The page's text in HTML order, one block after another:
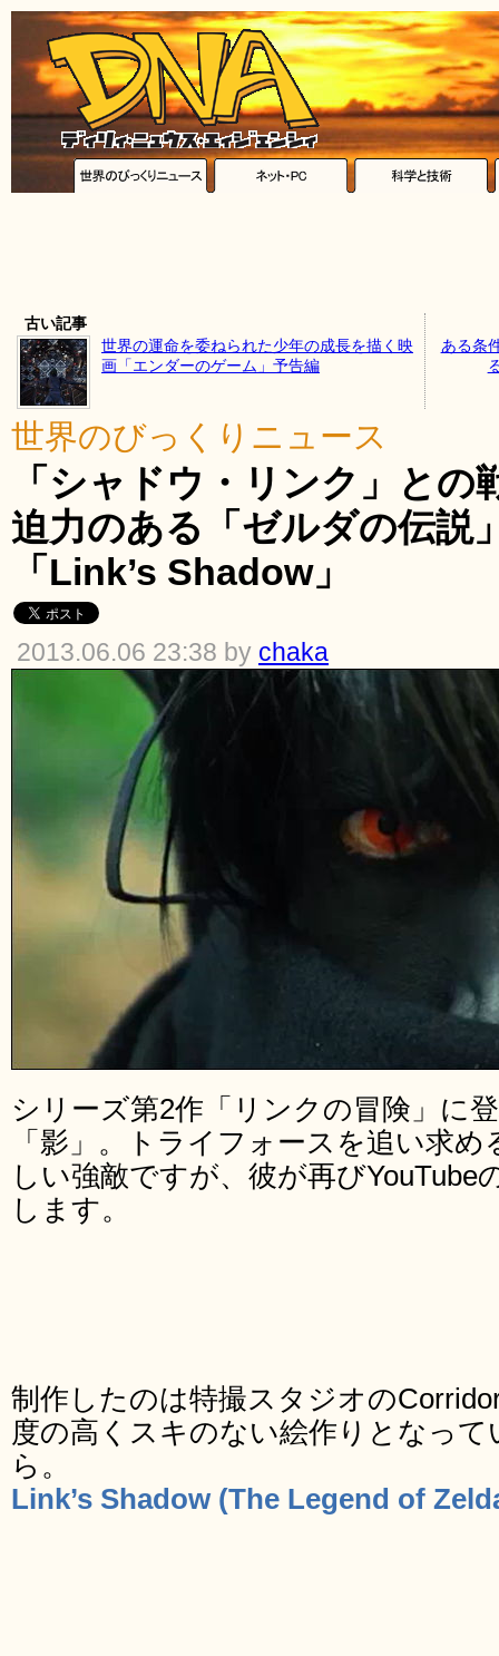
古い記事
世界の運命を委ねられた少年の成長を描く映
画「エンダーのゲーム」予告編
ある条
世界のびっくりニュース
「シャドウ・リンク」と
迫力のある「ゼルダの伝説
「Link’s Shadow」
2013.06.06 23:38 by chaka
シリーズ第2作「リンクの冒険」に
「影」。トライフォースを追い求
しい強敵ですが、彼が再びYouTube
します。
制作したのは特撮スタジオの
度の高くスキのない絵作りとなっ
ら。
Link’s Shadow (The Legend of